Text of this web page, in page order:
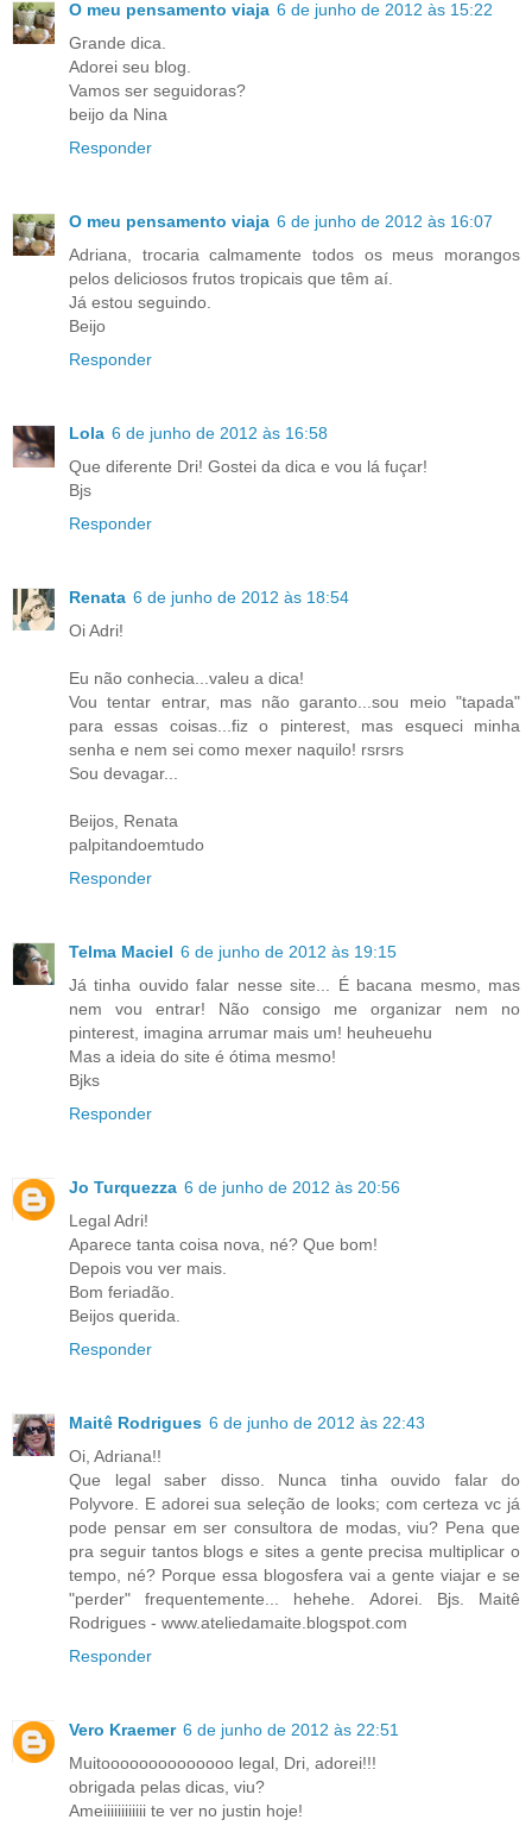
O meu pensamento viaja 6 de junho de 2012 às 15:22
Grande dica.
Adorei seu blog.
Vamos ser seguidoras?
beijo da Nina
Responder
O meu pensamento viaja 6 de junho de 2012 às 16:07
Adriana, trocaria calmamente todos os meus morangos
pelos deliciosos frutos tropicais que têm aí.
Já estou seguindo.
Beijo
Responder
Lola 6 de junho de 2012 às 16:58
Que diferente Dri! Gostei da dica e vou lá fuçar!
Bjs
Responder
Renata 6 de junho de 2012 às 18:54
Oi Adri!
Eu não conhecia...valeu a dica!
Vou tentar entrar, mas não garanto...sou meio "tapada"
para essas coisas...fiz o pinterest, mas esqueci minha
senha e nem sei como mexer naquilo! rsrsrs
Sou devagar...
Beijos, Renata
palpitandoemtudo
Responder
Telma Maciel 6 de junho de 2012 às 19:15
Já tinha ouvido falar nesse site... É bacana mesmo, mas
nem vou entrar! Não consigo me organizar nem no
pinterest, imagina arrumar mais um! heuheuehu
Mas a ideia do site é ótima mesmo!
Bjks
Responder
Jo Turquezza 6 de junho de 2012 às 20:56
Legal Adri!
Aparece tanta coisa nova, né? Que bom!
Depois vou ver mais.
Bom feriadão.
Beijos querida.
Responder
Maitê Rodrigues 6 de junho de 2012 às 22:43
Oi, Adriana!!
Que legal saber disso. Nunca tinha ouvido falar do
Polyvore. E adorei sua seleção de looks; com certeza vc já
pode pensar em ser consultora de modas, viu? Pena que
pra seguir tantos blogs e sites a gente precisa multiplicar o
tempo, né? Porque essa blogosfera vai a gente viajar e se
"perder" frequentemente... hehehe. Adorei. Bjs. Maitê
Rodrigues - www.ateliedamaite.blogspot.com
Responder
Vero Kraemer 6 de junho de 2012 às 22:51
Muitoooooooooooooo legal, Dri, adorei!!!
obrigada pelas dicas, viu?
Ameiiiiiiiiiiii te ver no justin hoje!